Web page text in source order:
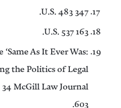
347 U.S. 483.
163 U.S. 537.
As It Ever Was:
the Politics of Legal
McGill Law Journal
603.